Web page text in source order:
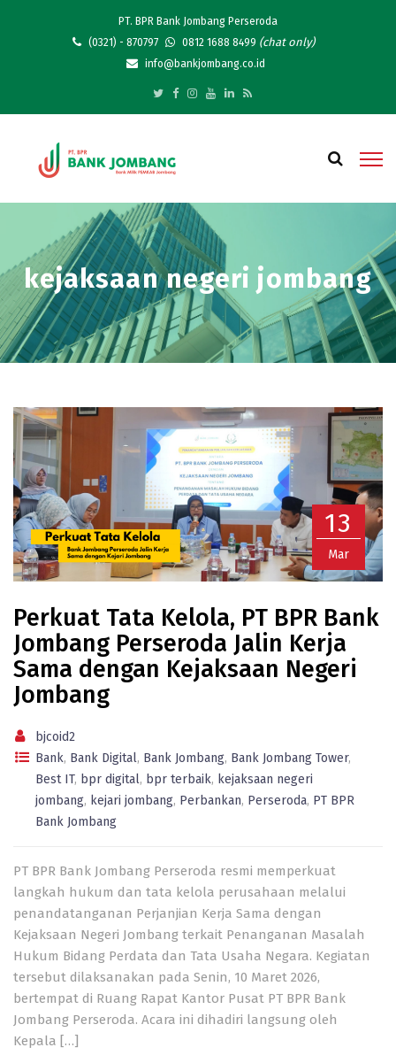
PT. BPR Bank Jombang Perseroda
(0321) - 870797
0812 1688 8499 (chat only)
info@bankjombang.co.id
kejaksaan negeri jombang
13
Mar
Perkuat Tata Kelola, PT BPR Bank
Jombang Perseroda Jalin Kerja
Sama dengan Kejaksaan Negeri
Jombang
bjcoid2
Bank, Bank Digital, Bank Jombang, Bank Jombang Tower,
Best IT, bpr digital, bpr terbaik, kejaksaan negeri
jombang, kejari jombang, Perbankan, Perseroda, PT BPR
Bank Jombang
PT BPR Bank Jombang Perseroda resmi memperkuat
langkah hukum dan tata kelola perusahaan melalui
penandatanganan Perjanjian Kerja Sama dengan
Kejaksaan Negeri Jombang terkait Penanganan Masalah
Hukum Bidang Perdata dan Tata Usaha Negara. Kegiatan
tersebut dilaksanakan pada Senin, 10 Maret 2026,
bertempat di Ruang Rapat Kantor Pusat PT BPR Bank
Jombang Perseroda. Acara ini dihadiri langsung oleh
Kepala […]